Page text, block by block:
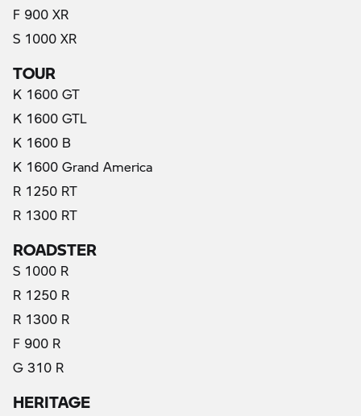
F 900 XR
S 1000 XR
TOUR
K 1600 GT
K 1600 GTL
K 1600 B
K 1600 Grand America
R 1250 RT
R 1300 RT
ROADSTER
S 1000 R
R 1250 R
R 1300 R
F 900 R
G 310 R
HERITAGE